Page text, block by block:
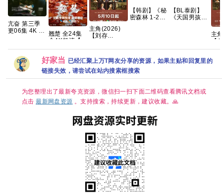
亢奋 第三季
更06集 4K 无
盘+】
翘楚 全24集
全4K超清【国
语中字】
【SDR
DDP5.1】
【完结】网盘
资源观看
主角(2026)
【刘存
画质/简中字
幕/夸克/百度
网盘资源【单
集1～3GB】
【韩剧】《秘
密森林 1-2
【BL泰剧】
《天国男孩
【共6集】
主
【
中
好家当 已经汇聚上万T网友分享的资源，如果主贴和回复里的
链接失效，请尝试在站内搜索框搜索
为您整理出了最新夸克资源，微信扫一扫下面二维码查看腾讯文档或
点击最新网盘资源 。支持搜索，持续更新，建议收藏。🙏